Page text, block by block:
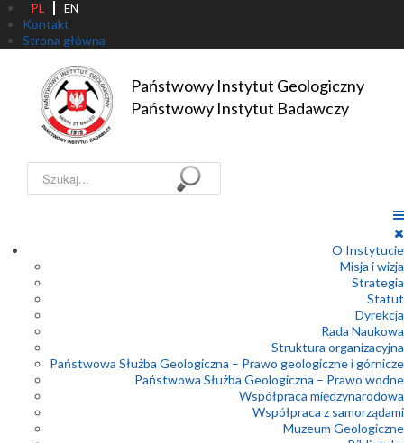
PL EN
Kontakt
Strona główna
Państwowy Instytut Geologiczny
Państwowy Instytut Badawczy
Szukaj...
O Instytucie
Misja i wizja
Strategia
Statut
Dyrekcja
Rada Naukowa
Struktura organizacyjna
Państwowa Służba Geologiczna – Prawo geologiczne i górnicze
Państwowa Służba Geologiczna – Prawo wodne
Współpraca międzynarodowa
Współpraca z samorządami
Muzeum Geologiczne